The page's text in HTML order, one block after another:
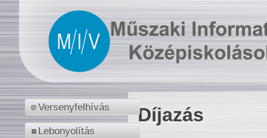
Versenyfelhívás
Lebonyolítás
Díjazás